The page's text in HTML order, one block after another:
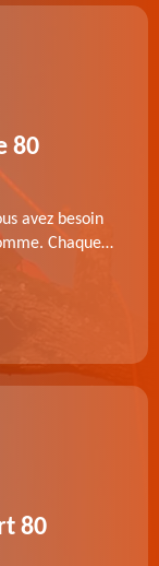
80
Chaque
en vigueur.
à notre
80